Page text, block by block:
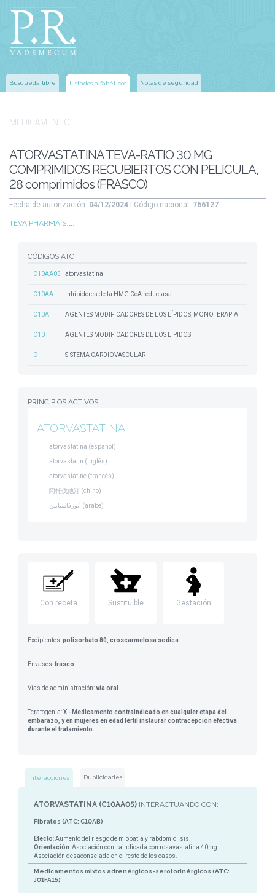
Búsqueda libre Listados alfabéticos Notas de seguridad
MEDICAMENTO
ATORVASTATINA TEVA-RATIO 30 MG
COMPRIMIDOS RECUBIERTOS CON PELICULA,
28 comprimidos (FRASCO)
Fecha de autorización: 04/12/2024 | Código nacional: 766127
TEVA PHARMA S.L.
CÓDIGOS ATC
C10AA05 atorvastatina
C10AA Inhibidores de la HMG CoA reductasa
C10A AGENTES MODIFICADORES DE LOS LÍPIDOS, MONOTERAPIA
C10 AGENTES MODIFICADORES DE LOS LÍPIDOS
C SISTEMA CARDIOVASCULAR
PRINCIPIOS ACTIVOS
ATORVASTATINA
atorvastatina (español)
atorvastatin (inglés)
atorvastatine (francés)
阿托伐他汀 (chino)
أتورفاستاتين (árabe)
Con receta Sustituible Gestación
Excipientes:polisorbato 80, croscarmelosa sodica
Envases:frasco
Vias de administración:vía oral
Teratogenia:X - Medicamento contraindicado en cualquier etapa del
embarazo, y en mujeres en edad fértil instaurar contracepción efectiva
durante el tratamiento.
Interacciones Duplicidades
ATORVASTATINA (C10AA05) INTERACTUANDO CON:
Fibratos (ATC: C10AB)
Efecto: Aumento del riesgo de miopatía y rabdomiolisis.
Orientación: Asociación contraindicada con rosavastatina 40mg.
Asociación desaconsejada en el resto de los casos.
Medicamentos mixtos adrenérgicos-serotorinérgicos (ATC:
J01FA15)